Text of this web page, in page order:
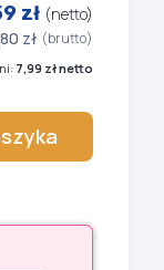
zł (netto)
zł (brutto)
7,99 zł netto